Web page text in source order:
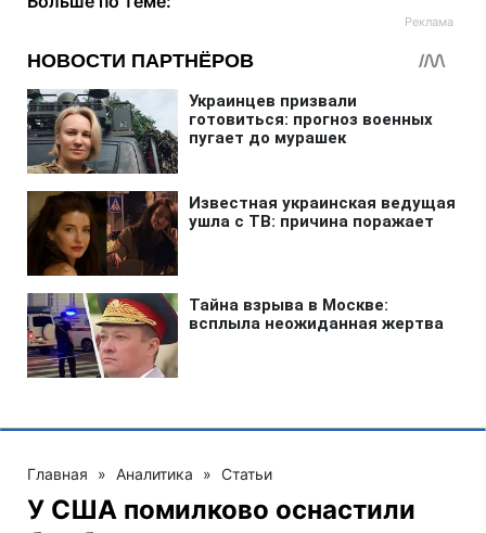
Главная » Аналитика » Статьи
У США помилково оснастили